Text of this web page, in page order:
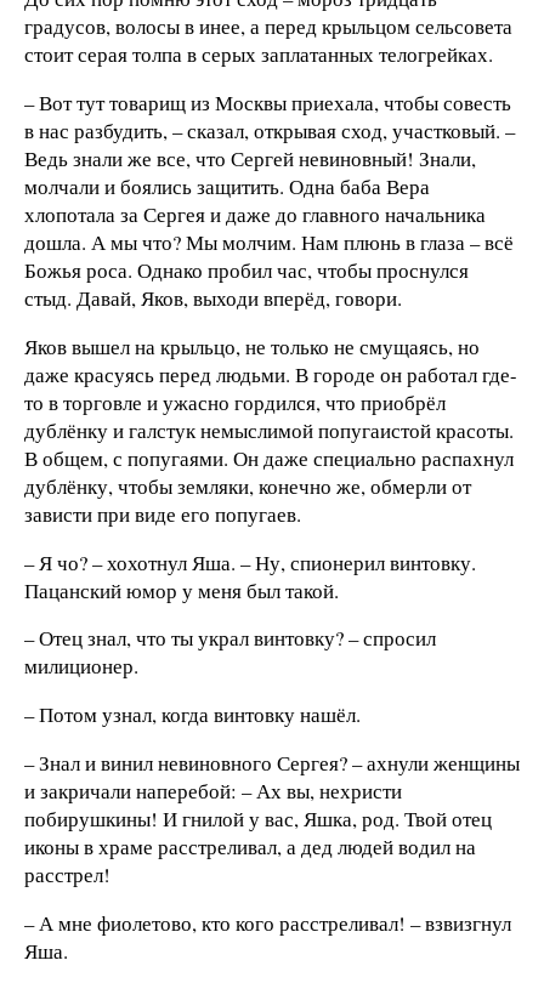
градусов, волосы в инее, а перед крыльцом сельсовета
стоит серая толпа в серых заплатанных телогрейках.
– Вот тут товарищ из Москвы приехала, чтобы совесть
в нас разбудить, – сказал, открывая сход, участковый. –
Ведь знали же все, что Сергей невиновный! Знали,
молчали и боялись защитить. Одна баба Вера
хлопотала за Сергея и даже до главного начальника
дошла. А мы что? Мы молчим. Нам плюнь в глаза – всё
Божья роса. Однако пробил час, чтобы проснулся
стыд. Давай, Яков, выходи вперёд, говори.
Яков вышел на крыльцо, не только не смущаясь, но
даже красуясь перед людьми. В городе он работал где-
то в торговле и ужасно гордился, что приобрёл
дублёнку и галстук немыслимой попугаистой красоты.
В общем, с попугаями. Он даже специально распахнул
дублёнку, чтобы земляки, конечно же, обмерли от
зависти при виде его попугаев.
– Я чо? – хохотнул Яша. – Ну, спионерил винтовку.
Пацанский юмор у меня был такой.
– Отец знал, что ты украл винтовку? – спросил
милиционер.
– Потом узнал, когда винтовку нашёл.
– Знал и винил невиновного Сергея? – ахнули женщины
и закричали наперебой: – Ах вы, нехристи
побирушкины! И гнилой у вас, Яшка, род. Твой отец
иконы в храме расстреливал, а дед людей водил на
расстрел!
– А мне фиолетово, кто кого расстреливал! – взвизгнул
Яша.